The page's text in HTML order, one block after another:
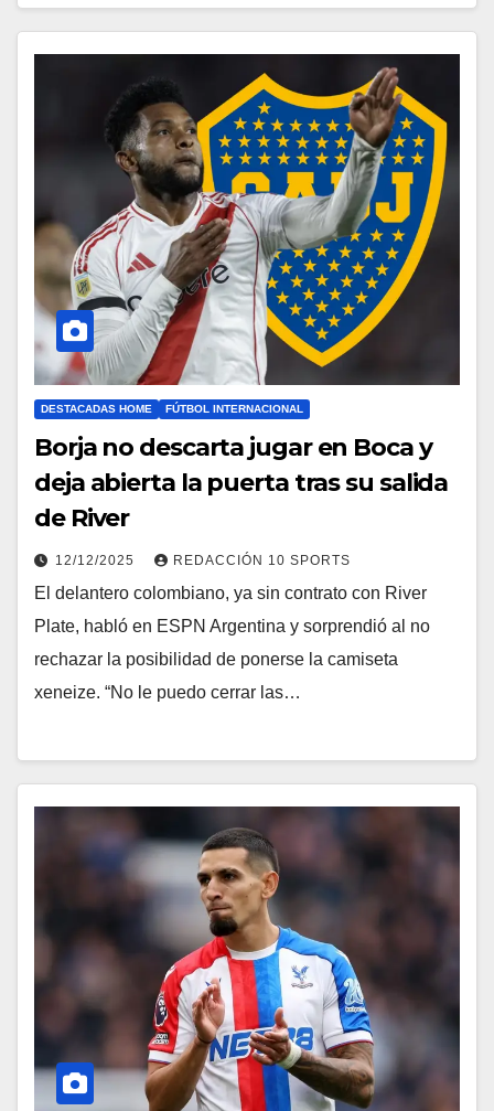
DESTACADAS HOME FÚTBOL INTERNACIONAL
Borja no descarta jugar en Boca y
deja abierta la puerta tras su salida
de River
12/12/2025 REDACCIÓN 10 SPORTS
El delantero colombiano, ya sin contrato con River
Plate, habló en ESPN Argentina y sorprendió al no
rechazar la posibilidad de ponerse la camiseta
xeneize. “No le puedo cerrar las…